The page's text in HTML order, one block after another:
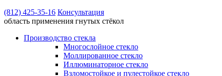
(812) 425-35-16 Консультация
область применения гнутых стёкол
Производство стекла
Многослойное стекло
Моллированное стекло
Иллюминаторное стекло
Взломостойкое и пулестойкое стекло